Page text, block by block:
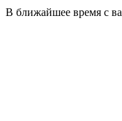
В ближайшее время с